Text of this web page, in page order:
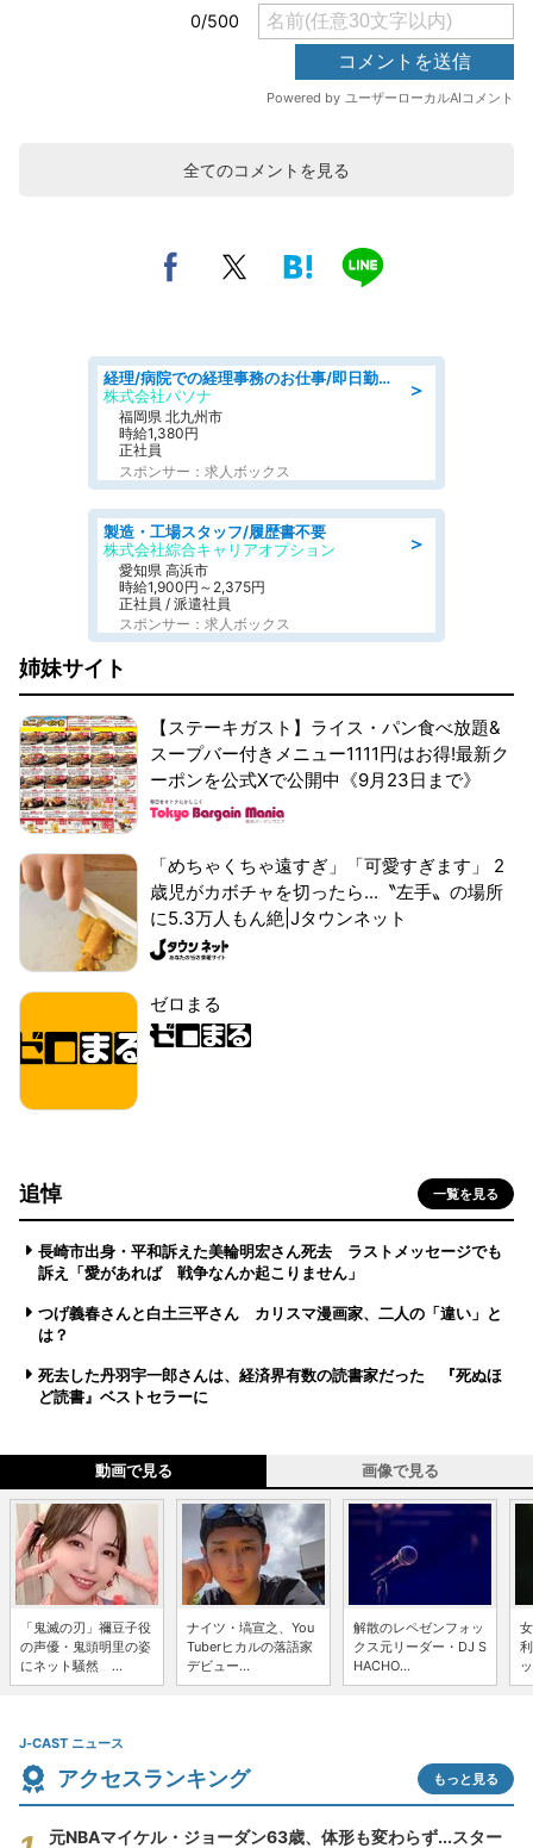
全てのコメントを見る
＞
経理/病院での経理事務のお仕事/即日勤務可/車通勤可/経理/一般事務
株式会社パソナ
福岡県 北九州市
時給1,380円
正社員
スポンサー：求人ボックス
＞
製造・工場スタッフ/履歴書不要
株式会社綜合キャリアオプション
愛知県 高浜市
時給1,900円～2,375円
正社員 / 派遣社員
スポンサー：求人ボックス
姉妹サイト
【ステーキガスト】ライス・パン食べ放題&
スープバー付きメニュー1111円はお得!最新ク
ーポンを公式Xで公開中《9月23日まで》
「めちゃくちゃ遠すぎ」「可愛すぎます」 2
歳児がカボチャを切ったら...〝左手〟の場所
に5.3万人もん絶|Jタウンネット
ゼロまる
追悼 一覧を見る
長崎市出身・平和訴えた美輪明宏さん死去 ラストメッセージでも
訴え「愛があれば 戦争なんか起こりません」
つげ義春さんと白土三平さん カリスマ漫画家、二人の「違い」と
は？
死去した丹羽宇一郎さんは、経済界有数の読書家だった 『死ぬほ
ど読書』ベストセラーに
動画で見る 画像で見る
「鬼滅の刃」禰豆子役
の声優・鬼頭明里の姿
にネット騒然 ...
ナイツ・塙宣之、You
Tuberヒカルの落語家
デビュー...
解散のレペゼンフォッ
クス元リーダー・DJ S
HACHO...
J-CAST ニュース
アクセスランキング もっと見る
元NBAマイケル・ジョーダン63歳、体形も変わらず...スター